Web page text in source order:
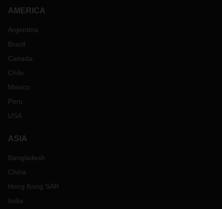
AMERICA
Argentina
Brazil
Canada
Chile
Mexico
Peru
USA
ASIA
Bangladesh
China
Hong Kong SAR
India